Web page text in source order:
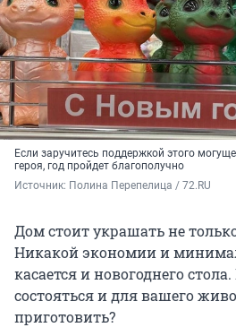
Если заручитесь поддержкой этого
героя, год пройдет благополучно
Источник: Полина Перепелица / 72.RU
Дом стоит украшать не
Никакой экономии и
касается и новогоднего
состояться и для вашего
приготовить?